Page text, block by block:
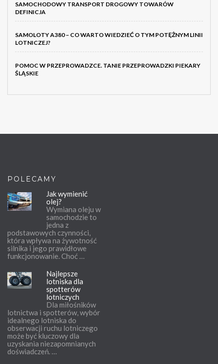
SAMOCHODOWY TRANSPORT DROGOWY TOWARÓW
DEFINICJA
SAMOLOTY A380 – CO WARTO WIEDZIEĆ O TYM POTĘŻNYM LINII
LOTNICZEJ?
POMOC W PRZEPROWADZCE. TANIE PRZEPROWADZKI PIEKARY
ŚLĄSKIE
POLECAMY
Jak wymienić
olej?
Wymiana oleju w
samochodzie to
jedna z
podstawowych czynności,
która wpływa na żywotność
silnika i jego prawidłowe
funkcjonowanie. Choć …
Najlepsze
lotniska dla
spotterów
lotniczych
Dla miłośników
lotnictwa i spotterów, wybór
idealnego lotniska do
obserwacji ruchu lotniczego
może być kluczowy dla
uzyskania niezapomnianych
doświadczeń. …